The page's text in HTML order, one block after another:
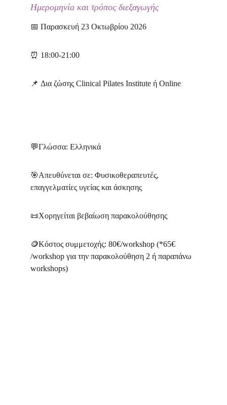
Ημερομηνίa και τρόπος διεξαγωγής
📅 Παρασκευή 23 Οκτωβρίου 2026
⏰ 18:00-21:00
📌 Δια ζώσης Clinical Pilates Institute ή Online
💬Γλώσσα: Ελληνικά
🎯Απευθύνεται σε: Φυσικοθεραπευτές,
επαγγελματίες υγείας και άσκησης
📜Χορηγείται βεβαίωση παρακολούθησης
🪙Κόστος συμμετοχής: 80€/workshop (*65€
/workshop για την παρακολούθηση 2 ή παραπάνω
workshops)